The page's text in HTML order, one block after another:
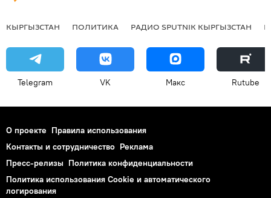
КЫРГЫЗСТАН ПОЛИТИКА РАДИО SPUTNIK КЫРГЫЗСТАН
Telegram VK Макс Rutube
О проекте Правила использования
Контакты и сотрудничество Реклама
Пресс-релизы Политика конфиденциальности
Политика использования Cookie и автоматического
логирования